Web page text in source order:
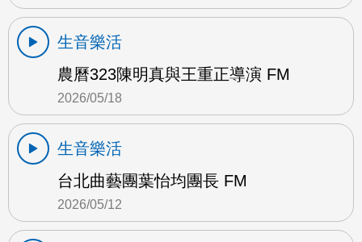
生音樂活
農曆323陳明真與王重正導演 FM
2026/05/18
生音樂活
台北曲藝團葉怡均團長 FM
2026/05/12